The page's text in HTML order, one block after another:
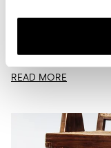
Wildlederschuhe
zieht sein
und prompt fängt es an
READ MORE